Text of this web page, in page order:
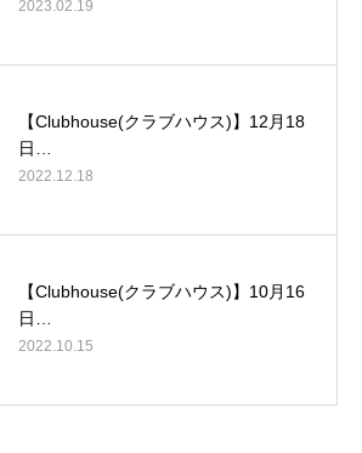
2023.02.19
【Clubhouse(クラブハウス)】12月18
日…
2022.12.18
【Clubhouse(クラブハウス)】10月16
日…
2022.10.15